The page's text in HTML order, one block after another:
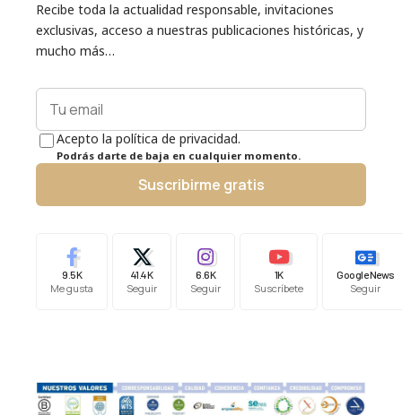
Recibe toda la actualidad responsable, invitaciones
exclusivas, acceso a nuestras publicaciones históricas, y
mucho más…
Acepto la política de privacidad.
Podrás darte de baja en cualquier momento.
Suscribirme gratis
9.5K
Me gusta
41.4K
Seguir
6.6K
Seguir
1K
Suscríbete
Google News
Seguir